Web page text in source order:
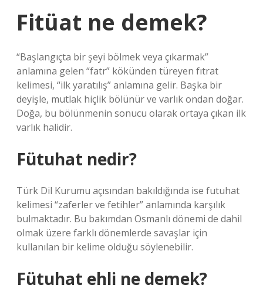
Fitüat ne demek?
“Başlangıçta bir şeyi bölmek veya çıkarmak”
anlamına gelen “fatr” kökünden türeyen fıtrat
kelimesi, “ilk yaratılış” anlamına gelir. Başka bir
deyişle, mutlak hiçlik bölünür ve varlık ondan doğar.
Doğa, bu bölünmenin sonucu olarak ortaya çıkan ilk
varlık halidir.
Fütuhat nedir?
Türk Dil Kurumu açısından bakıldığında ise futuhat
kelimesi “zaferler ve fetihler” anlamında karşılık
bulmaktadır. Bu bakımdan Osmanlı dönemi de dahil
olmak üzere farklı dönemlerde savaşlar için
kullanılan bir kelime olduğu söylenebilir.
Fütuhat ehli ne demek?